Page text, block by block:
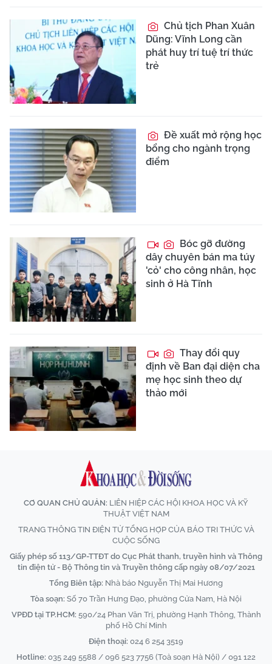
Chủ tịch Phan Xuân
Dũng: Vĩnh Long cần
phát huy trí tuệ trí thức
trẻ
Đề xuất mở rộng học
bổng cho ngành trọng
điểm
Bóc gỡ đường
dây chuyên bán ma túy
'cỏ' cho công nhân, học
sinh ở Hà Tĩnh
Thay đổi quy
định về Ban đại diện cha
mẹ học sinh theo dự
thảo mới
CƠ QUAN CHỦ QUẢN: LIÊN HIỆP CÁC HỘI KHOA HỌC VÀ KỸ
THUẬT VIỆT NAM
TRANG THÔNG TIN ĐIỆN TỬ TỔNG HỢP CỦA BÁO TRI THỨC VÀ
CUỘC SỐNG
Giấy phép số 113/GP-TTĐT do Cục Phát thanh, truyền hình và Thông
tin điện tử - Bộ Thông tin và Truyền thông cấp ngày 08/07/2021
Tổng Biên tập: Nhà báo Nguyễn Thị Mai Hương
Tòa soạn: Số 70 Trần Hưng Đạo, phường Cửa Nam, Hà Nội
VPĐD tại TP.HCM: 590/24 Phan Văn Trị, phường Hạnh Thông, Thành
phố Hồ Chí Minh
Điện thoại: 024 6 254 3519
Hotline: 035 249 5588 / 096 523 7756 (Toà soạn Hà Nội) / 091 122